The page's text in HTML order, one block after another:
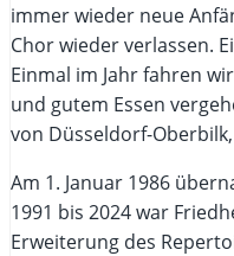
immer wieder neue
Chor wieder verlassen.
Einmal im Jahr fahren
und gutem Essen
von Düsseldorf-
Am 1. Januar 1986
1991 bis 2024 war
Erweiterung des